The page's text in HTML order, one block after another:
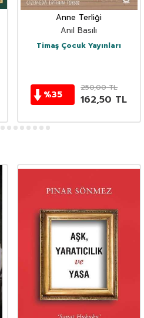
Anne Terliği
Anıl Basılı
Timaş Çocuk Yayınları
%35
250,00TL
162,50 TL